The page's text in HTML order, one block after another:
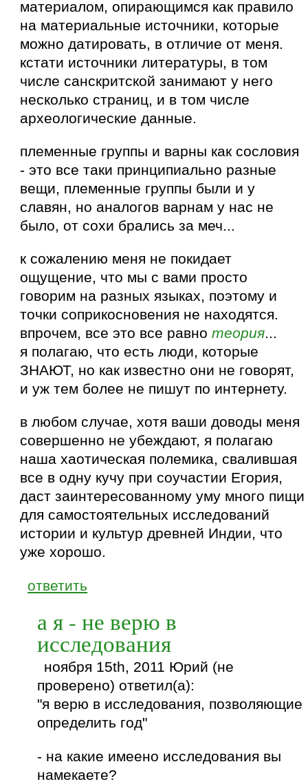
материалом, опирающимся как правило
на материальные источники, которые
можно датировать, в отличие от меня.
кстати источники литературы, в том
числе санскритской занимают у него
несколько страниц, и в том числе
археологические данные.
племенные группы и варны как сословия
- это все таки принципиально разные
вещи, племенные группы были и у
славян, но аналогов варнам у нас не
было, от сохи брались за меч...
к сожалению меня не покидает
ощущение, что мы с вами просто
говорим на разных языках, поэтому и
точки соприкосновения не находятся.
впрочем, все это все равнотеория...
я полагаю, что есть люди, которые
ЗНАЮТ, но как известно они не говорят,
и уж тем более не пишут по интернету.
в любом случае, хотя ваши доводы меня
совершенно не убеждают, я полагаю
наша хаотическая полемика, свалившая
все в одну кучу при соучастии Егория,
даст заинтересованному уму много пищи
для самостоятельных исследований
истории и культур древней Индии, что
уже хорошо.
ответить
а я - не верю в
исследования
ноября 15th, 2011 Юрий (не
проверено) ответил(а):
"я верю в исследования, позволяющие
определить год"
- на какие имеено исследования вы
намекаете?